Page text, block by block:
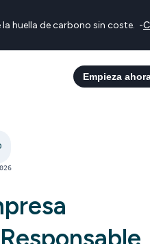
huella de carbono sin coste. -
Empieza